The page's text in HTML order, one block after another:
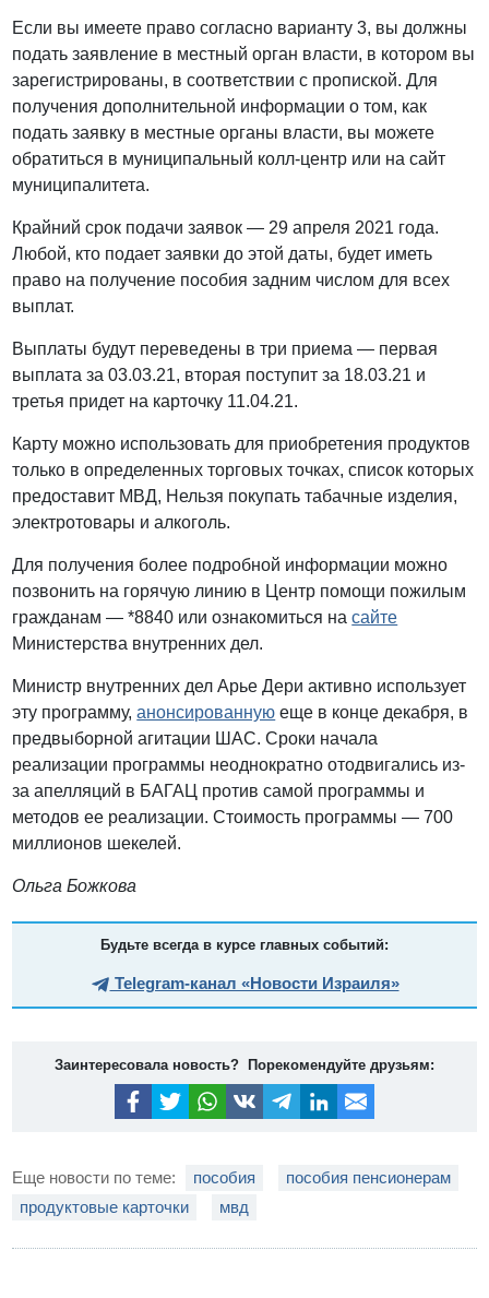
Если вы имеете право согласно варианту 3, вы должны
подать заявление в местный орган власти, в котором вы
зарегистрированы, в соответствии с пропиской. Для
получения дополнительной информации о том, как
подать заявку в местные органы власти, вы можете
обратиться в муниципальный колл-центр или на сайт
муниципалитета.
Крайний срок подачи заявок — 29 апреля 2021 года.
Любой, кто подает заявки до этой даты, будет иметь
право на получение пособия задним числом для всех
выплат.
Выплаты будут переведены в три приема — первая
выплата за 03.03.21, вторая поступит за 18.03.21 и
третья придет на карточку 11.04.21.
Карту можно использовать для приобретения продуктов
только в определенных торговых точках, список которых
предоставит МВД, Нельзя покупать табачные изделия,
электротовары и алкоголь.
Для получения более подробной информации можно
позвонить на горячую линию в Центр помощи пожилым
гражданам — *8840 или ознакомиться насайте
Министерства внутренних дел.
Министр внутренних дел Арье Дери активно использует
эту программу,анонсированную еще в конце декабря, в
предвыборной агитации ШАС. Сроки начала
реализации программы неоднократно отодвигались из-
за апелляций в БАГАЦ против самой программы и
методов ее реализации. Стоимость программы — 700
миллионов шекелей.
Ольга Божкова
Будьте всегда в курсе главных событий:
Telegram-канал «Новости Израиля»
Заинтересовала новость? Порекомендуйте друзьям:
Еще новости по теме: пособия
пособия пенсионерам
продуктовые карточки
мвд